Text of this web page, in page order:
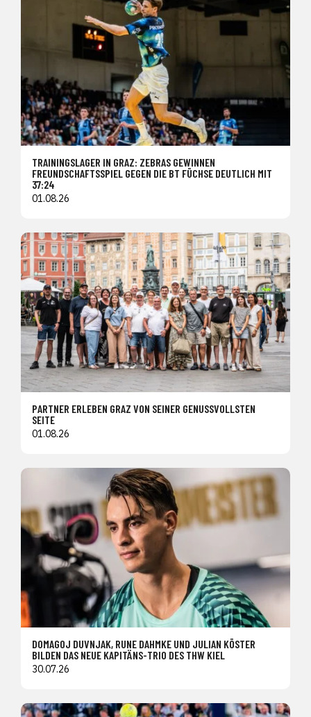
TRAININGSLAGER IN GRAZ: ZEBRAS GEWINNEN
FREUNDSCHAFTSSPIEL GEGEN DIE BT FÜCHSE DEUTLICH MIT
37:24
01.08.26
PARTNER ERLEBEN GRAZ VON SEINER GENUSSVOLLSTEN
SEITE
01.08.26
DOMAGOJ DUVNJAK, RUNE DAHMKE UND JULIAN KÖSTER
BILDEN DAS NEUE KAPITÄNS-TRIO DES THW KIEL
30.07.26